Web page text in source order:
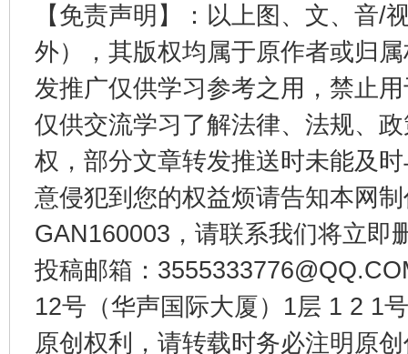
【免责声明】：以上图、文、音/
外），其版权均属于原作者或归
发推广仅供学习参考之用，禁止
仅供交流学习了解法律、法规、
权，部分文章转发推送时未能及
意侵犯到您的权益烦请告知本网
GAN160003，请联系我们将立即
投稿邮箱：
12号（华声国际大厦）1层 1 2 1
原创权利，请转载时务必注明原
千年窑火 生生不息
揭开“小金库”的免责幌子